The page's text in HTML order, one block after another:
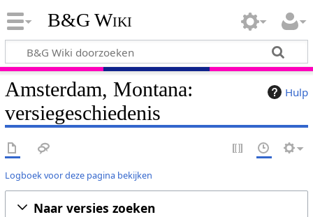
B&G Wiki
Hulp
Amsterdam, Montana:
versiegeschiedenis
Logboek voor deze pagina bekijken
Naar versies zoeken